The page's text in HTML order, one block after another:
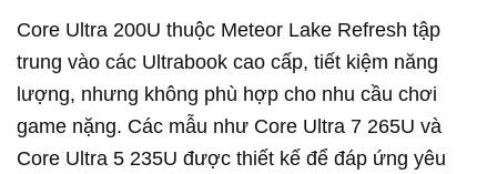
Core Ultra 200U thuộc Meteor Lake Refresh tập
trung vào các Ultrabook cao cấp, tiết kiệm năng
lượng, nhưng không phù hợp cho nhu cầu chơi
game nặng. Các mẫu như Core Ultra 7 265U và
Core Ultra 5 235U được thiết kế để đáp ứng yêu